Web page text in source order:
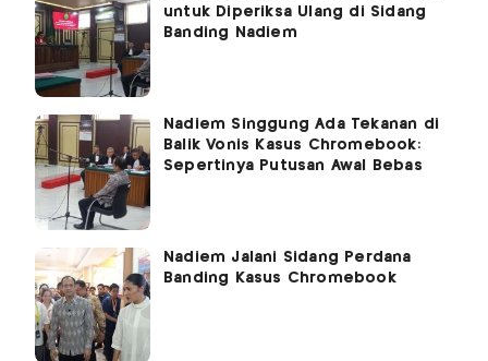
untuk Diperiksa Ulang di Sidang
Banding Nadiem
Nadiem Singgung Ada Tekanan di
Balik Vonis Kasus Chromebook:
Sepertinya Putusan Awal Bebas
Nadiem Jalani Sidang Perdana
Banding Kasus Chromebook